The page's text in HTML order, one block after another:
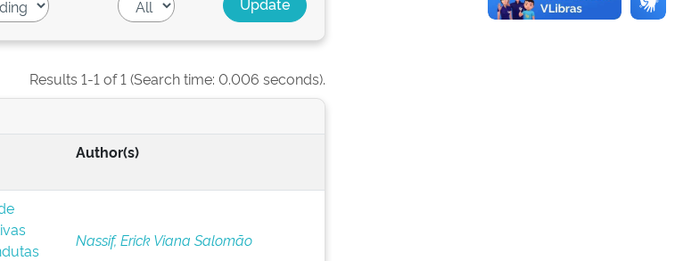
Results 1-1 of 1 (Search time: 0.006 seconds).
Author(s)
Nassif, Erick Viana Salomão